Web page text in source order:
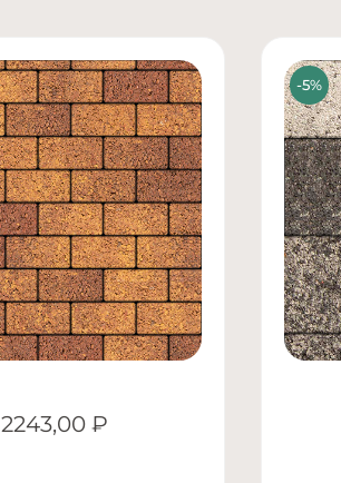
2243,00 ₽